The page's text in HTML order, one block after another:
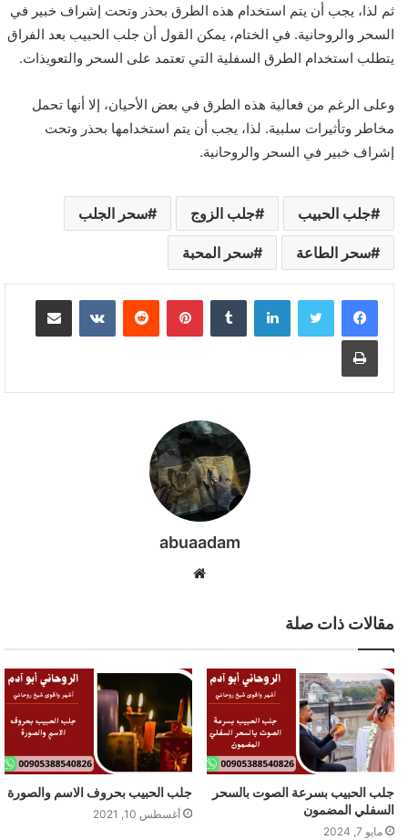
ثم لذا، يجب أن يتم استخدام هذه الطرق بحذر وتحت إشراف خبير في
السحر والروحانية. في الختام، يمكن القول أن جلب الحبيب بعد الفراق
يتطلب استخدام الطرق السفلية التي تعتمد على السحر والتعويذات.
وعلى الرغم من فعالية هذه الطرق في بعض الأحيان، إلا أنها تحمل
مخاطر وتأثيرات سلبية. لذا، يجب أن يتم استخدامها بحذر وتحت
إشراف خبير في السحر والروحانية.
جلب الحبيب جلب الزوج سحر الجلب
سحر الطاعة سحر المحبة
لينكدإن بينتيريست مشاركة عبر البريد
طباعة
abuaadam
مقالات ذات صلة
جلب الحبيب بسرعة الصوت بالسحر
السفلي المضمون
مايو 7, 2024
جلب الحبيب بحروف الاسم والصورة
أغسطس 10, 2021